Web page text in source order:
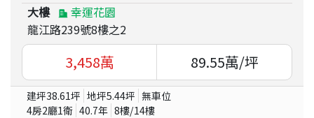
大樓
幸運花園
龍江路239號8樓之2
3,458萬 89.55萬/坪
建坪38.61坪 地坪5.44坪 無車位
4房2廳1衛 40.7年 8樓/14樓